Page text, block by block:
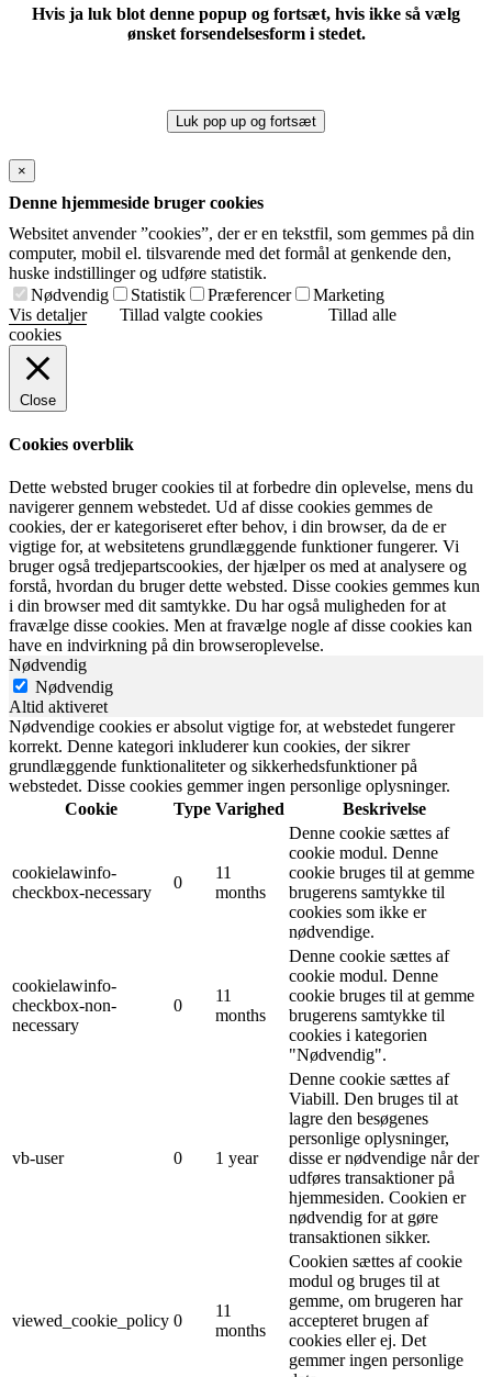
Hvis ja luk blot denne popup og fortsæt, hvis ikke så vælg
ønsket forsendelsesform i stedet.
Luk pop up og fortsæt
×
Denne hjemmeside bruger cookies
Websitet anvender ”cookies”, der er en tekstfil, som gemmes på din
computer, mobil el. tilsvarende med det formål at genkende den,
huske indstillinger og udføre statistik.
Nødvendig
Statistik Præferencer
Marketing
Vis detaljer
Tillad valgte cookies
Tillad alle
cookies
Close
Cookies overblik
Dette websted bruger cookies til at forbedre din oplevelse, mens du
navigerer gennem webstedet. Ud af disse cookies gemmes de
cookies, der er kategoriseret efter behov, i din browser, da de er
vigtige for, at websitetens grundlæggende funktioner fungerer. Vi
bruger også tredjepartscookies, der hjælper os med at analysere og
forstå, hvordan du bruger dette websted. Disse cookies gemmes kun
i din browser med dit samtykke. Du har også muligheden for at
fravælge disse cookies. Men at fravælge nogle af disse cookies kan
have en indvirkning på din browseroplevelse.
Nødvendig
Nødvendig
Altid aktiveret
Nødvendige cookies er absolut vigtige for, at webstedet fungerer
korrekt. Denne kategori inkluderer kun cookies, der sikrer
grundlæggende funktionaliteter og sikkerhedsfunktioner på
webstedet. Disse cookies gemmer ingen personlige oplysninger.
Cookie
Type Varighed Beskrivelse
cookielawinfo-
checkbox-necessary
0
11
months
Denne cookie sættes af
cookie modul. Denne
cookie bruges til at gemme
brugerens samtykke til
cookies som ikke er
nødvendige.
cookielawinfo-
checkbox-non-
necessary
0
11
months
Denne cookie sættes af
cookie modul. Denne
cookie bruges til at gemme
brugerens samtykke til
cookies i kategorien
"Nødvendig".
vb-user 0 1 year
Denne cookie sættes af
Viabill. Den bruges til at
lagre den besøgenes
personlige oplysninger,
disse er nødvendige når der
udføres transaktioner på
hjemmesiden. Cookien er
nødvendig for at gøre
transaktionen sikker.
viewed_cookie_policy 0
11
months
Cookien sættes af cookie
modul og bruges til at
gemme, om brugeren har
accepteret brugen af ​​
cookies eller ej. Det
gemmer ingen personlige